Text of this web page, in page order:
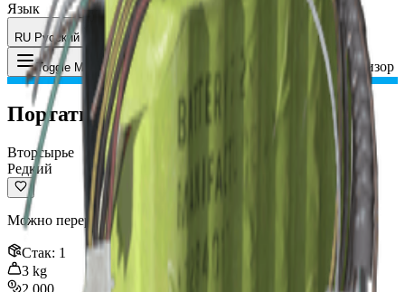
Язык
RU Русский
Toggle Menu Портативный телевизор
Портативный телевизор
Вторсырье
Редкий
Можно переработать в материалы для крафта.
Стак: 1
3 kg